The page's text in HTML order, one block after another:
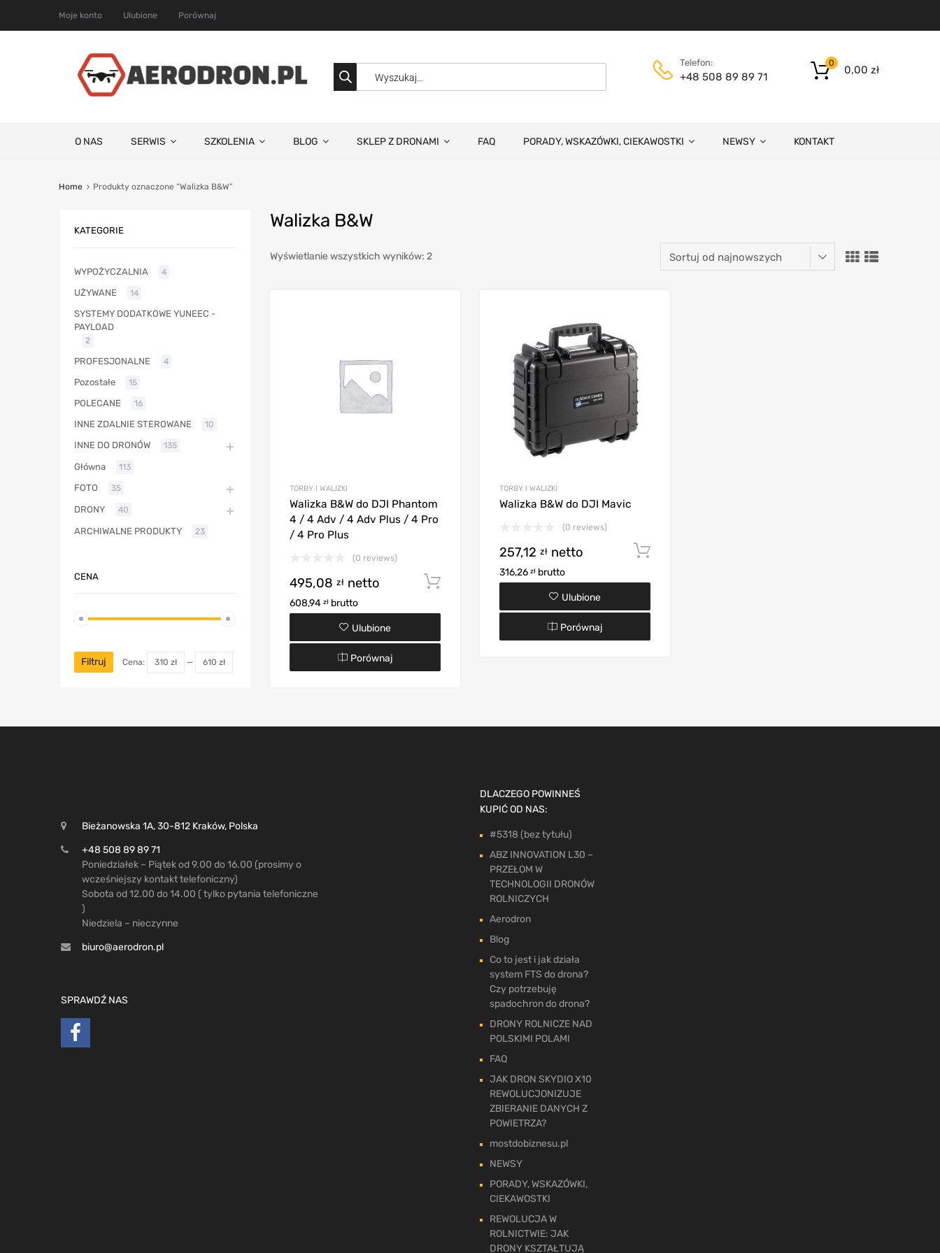
Moje konto Ulubione Porównaj
Telefon:
+48 508 89 89 71
0,00 zł
0
O NAS SERWIS SZKOLENIA BLOG SKLEP Z DRONAMI FAQ PORADY, WSKAZÓWKI, CIEKAWOSTKI NEWSY KONTAKT
Home Produkty oznaczone “Walizka B&W”
Walizka B&W
Wyświetlanie wszystkich wyników: 2
TORBY I WALIZKI
Walizka B&W do DJI Phantom
4 / 4 Adv / 4 Adv Plus / 4 Pro
/ 4 Pro Plus
(0 reviews)
495,08 zł netto
608,94 zł brutto
Dodaj do koszyka
Ulubione
Porównaj
TORBY I WALIZKI
Walizka B&W do DJI Mavic
(0 reviews)
257,12 zł netto
316,26 zł brutto
Ulubione
Porównaj
KATEGORIE
WYPOŻYCZALNIA 4
UŻYWANE 14
SYSTEMY DODATKOWE YUNEEC -
PAYLOAD
2
PROFESJONALNE 4
Pozostałe 15
POLECANE 16
INNE ZDALNIE STEROWANE 10
INNE DO DRONÓW 135
Główna 113
FOTO 35
DRONY 40
ARCHIWALNE PRODUKTY 23
CENA
Filtruj Cena: 310 zł — 610 zł
Bieżanowska 1A, 30-812 Kraków, Polska
+48 508 89 89 71
Poniedziałek – Piątek od 9.00 do 16.00 (prosimy o
wcześniejszy kontakt telefoniczny)
Sobota od 12.00 do 14.00 ( tylko pytania telefoniczne
)
Niedziela – nieczynne
biuro@aerodron.pl
SPRAWDŹ NAS
DLACZEGO POWINNEŚ
KUPIĆ OD NAS:
#5318 (bez tytułu)
ABZ INNOVATION L30 –
PRZEŁOM W
TECHNOLOGII DRONÓW
ROLNICZYCH
Aerodron
Blog
Co to jest i jak działa
system FTS do drona?
Czy potrzebuję
spadochron do drona?
DRONY ROLNICZE NAD
POLSKIMI POLAMI
FAQ
JAK DRON SKYDIO X10
REWOLUCJONIZUJE
ZBIERANIE DANYCH Z
POWIETRZA?
mostdobiznesu.pl
NEWSY
PORADY, WSKAZÓWKI,
CIEKAWOSTKI
REWOLUCJA W
ROLNICTWIE: JAK
DRONY KSZTAŁTUJĄ